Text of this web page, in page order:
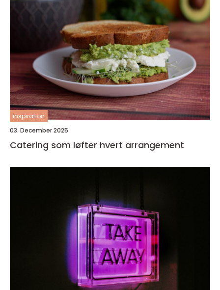
inspiration
03. December 2025
Catering som løfter hvert arrangement